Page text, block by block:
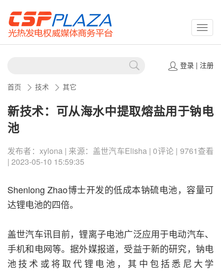
登录| 注册
首页 技术 其它
新技术：可从海水中提取熔盐用于钠电
池
发布者：xylona | 来源：盖世汽车Elisha | 0评论 | 9761查看
| 2023-05-10 15:59:35
Shenlong Zhao博士开发的低成本钠硫电池，容量可
达锂电池的四倍。
盖世汽车讯目前，锂离子电池广泛应用于电动汽车、
手机和电网等。据外媒报道，受益于新的研究，钠电
池技术或将取代锂电池，其中包括悉尼大学